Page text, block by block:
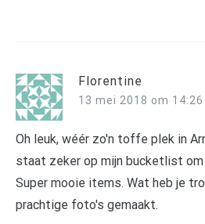
Florentine
13 mei 2018 om 14:26
Oh leuk, wéér zo'n toffe plek in
staat zeker op mijn bucketlist om
Super mooie items. Wat heb je
prachtige foto's gemaakt.